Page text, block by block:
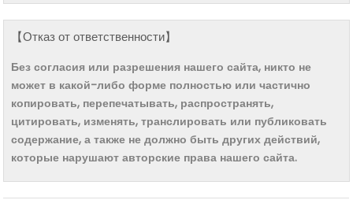
【Отказ от ответственности】
Без согласия или разрешения нашего сайта, никто не
может в какой-либо форме полностью или частично
копировать, перепечатывать, распространять,
цитировать, изменять, транслировать или публиковать
содержание, а также не должно быть других действий,
которые нарушают авторские права нашего сайта.